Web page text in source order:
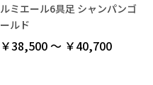
ルミエール6具足 シャンパンゴ
ールド
￥38,500 ～ ￥40,700